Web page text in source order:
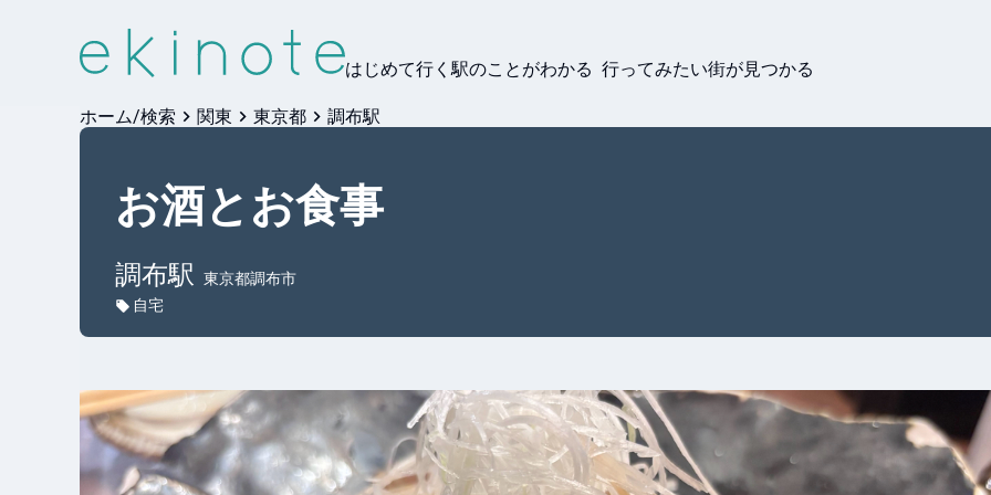
はじめて行く駅のことがわかる 行ってみたい街が見つかる
ホーム/検索 関東 東京都 調布駅
お酒とお食事
調布駅
東京都調布市
自宅